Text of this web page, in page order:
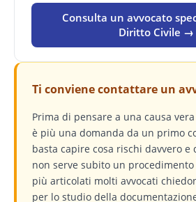
Consulta un avvocato
Diritto Civile →
Ti conviene contattare un
Prima di pensare a una causa
è più una domanda da un primo
basta capire cosa rischi davvero e
non serve subito un
più articolati molti avvocati
per lo studio della